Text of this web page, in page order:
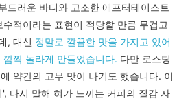
드러운 바디와 고소한 애프터테이스트
적이라는 표현이 적당할 만큼 무겁고
, 대신 정말로 깔끔한 맛을 가지고 있어
짝 놀라게 만들었습니다. 다만 로스팅
약간의 고무 맛이 나기도 했습니다. 이
다시 말해 혀가 느끼는 커피의 질감 자